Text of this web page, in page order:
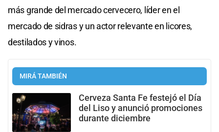
más grande del mercado cervecero, líder en el
mercado de sidras y un actor relevante en licores,
destilados y vinos.
MIRÁ TAMBIÉN
Cerveza Santa Fe festejó el Día
del Liso y anunció promociones
durante diciembre